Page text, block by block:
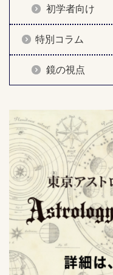
初学者向け
特別コラム
鏡の視点